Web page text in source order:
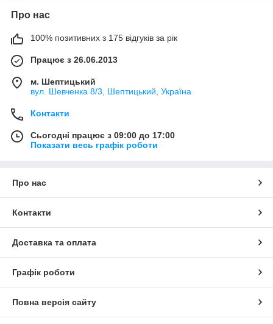
Про нас
100% позитивних з 175 відгуків за рік
Працює з 26.06.2013
м. Шептицький
вул. Шевченка 8/3, Шептицький, Україна
Контакти
Сьогодні працює з 09:00 до 17:00
Показати весь графік роботи
Про нас
Контакти
Доставка та оплата
Графік роботи
Повна версія сайту